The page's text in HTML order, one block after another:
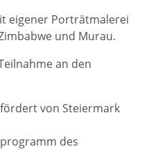
eigener Porträtmalerei
und Murau.
an den
von Steiermark
des